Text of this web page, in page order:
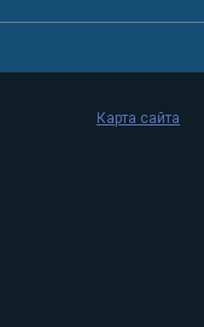
Карта сайта